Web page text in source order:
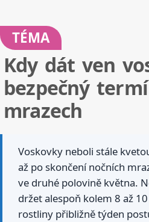
TÉMA
Kdy dát ven
bezpečný
mrazech
Voskovky neboli stále
až po skončení nočních
ve druhé polovině května.
držet alespoň kolem 8 až
rostliny přibližně týden